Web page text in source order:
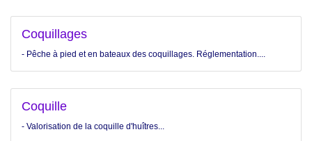
Coquillages
- Pêche à pied et en bateaux des coquillages. Réglementation....
Coquille
- Valorisation de la coquille d'huîtres...